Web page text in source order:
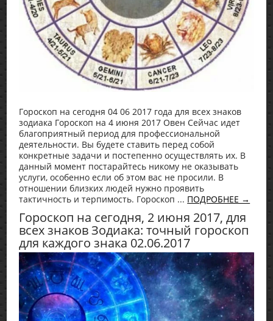
Гороскоп на сегодня 04 06 2017 года для всех знаков
зодиака Гороскоп на 4 июня 2017 Овен Сейчас идет
благоприятный период для профессиональной
деятельности. Вы будете ставить перед собой
конкретные задачи и постепенно осуществлять их. В
данный момент постарайтесь никому не оказывать
услуги, особенно если об этом вас не просили. В
отношении близких людей нужно проявить
тактичность и терпимость. Гороскоп ... ПОДРОБНЕЕ →
Гороскоп на сегодня, 2 июня 2017, для
всех знаков Зодиака: точный гороскоп
для каждого знака 02.06.2017